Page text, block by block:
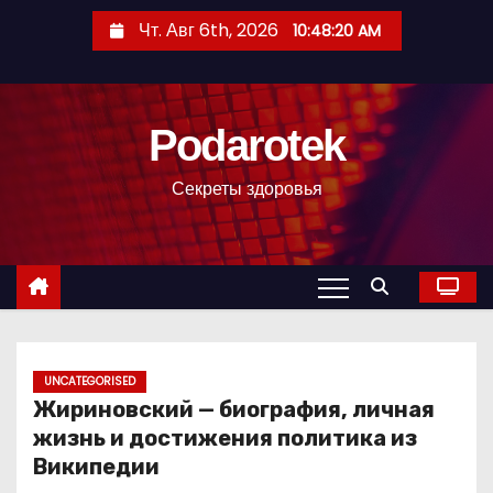
с
Чт. Авг 6th, 2026 10:48:21 AM
Podarotek
Секреты здоровья
UNCATEGORISED
Жириновский — биография, личная
жизнь и достижения политика из
Википедии